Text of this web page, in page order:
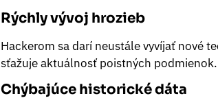
Rýchly vývoj hrozieb
Hackerom sa darí neustále vyvíjať nové
sťažuje aktuálnosť poistných podmienok.
Chýbajúce historické dáta